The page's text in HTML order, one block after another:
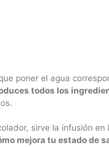
poner el agua
todos los
sirve la infusión
mejora tu estado de